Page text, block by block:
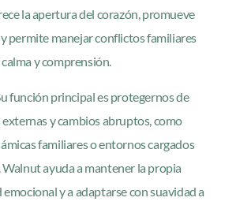
la apertura del corazón, promueve
permite manejar conflictos familiares
y comprensión.
función principal es protegernos de
y cambios abruptos, como
familiares o entornos cargados
Walnut ayuda a mantener la propia
y a adaptarse con suavidad a